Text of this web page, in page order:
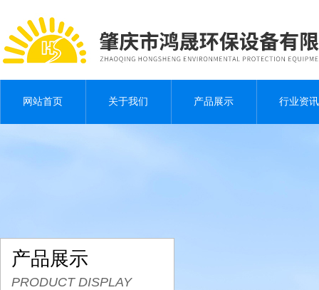
网站首页 关于我们 产品展示 行业资讯
产品展示
PRODUCT DISPLAY